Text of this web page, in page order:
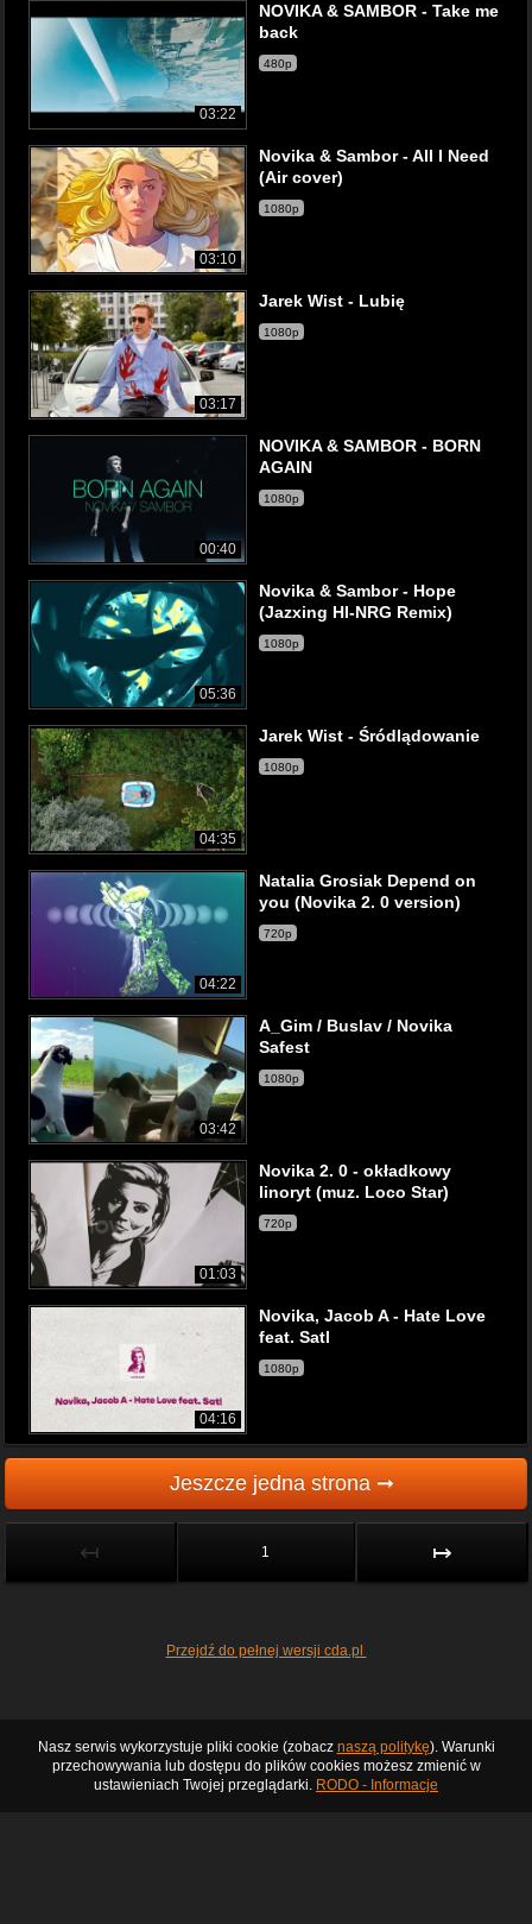
03:22
NOVIKA & SAMBOR - Take me
back
480p
03:10
Novika & Sambor - All I Need
(Air cover)
1080p
03:17
Jarek Wist - Lubię
1080p
00:40
NOVIKA & SAMBOR - BORN
AGAIN
1080p
05:36
Novika & Sambor - Hope
(Jazxing HI-NRG Remix)
1080p
04:35
Jarek Wist - Śródlądowanie
1080p
04:22
Natalia Grosiak Depend on
you (Novika 2. 0 version)
720p
03:42
A_Gim / Buslav / Novika
Safest
1080p
01:03
Novika 2. 0 - okładkowy
linoryt (muz. Loco Star)
720p
04:16
Novika, Jacob A - Hate Love
feat. Satl
1080p
Jeszcze jedna strona ➞
↤ 1 ↦
Przejdź do pełnej wersji cda.pl
Nasz serwis wykorzystuje pliki cookie (zobacz naszą politykę). Warunki
przechowywania lub dostępu do plików cookies możesz zmienić w
ustawieniach Twojej przeglądarki. RODO - Informacje